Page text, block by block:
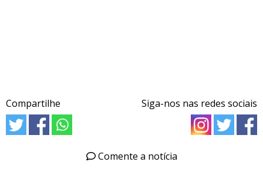
Compartilhe Siga-nos nas redes sociais
Comente a notícia